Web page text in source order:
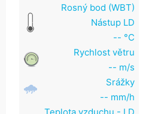
Rosný bod (WBT)
Nástup LD
-- °C
Rychlost větru
-- m/s
Srážky
-- mm/h
Teplota vzduchu - LD